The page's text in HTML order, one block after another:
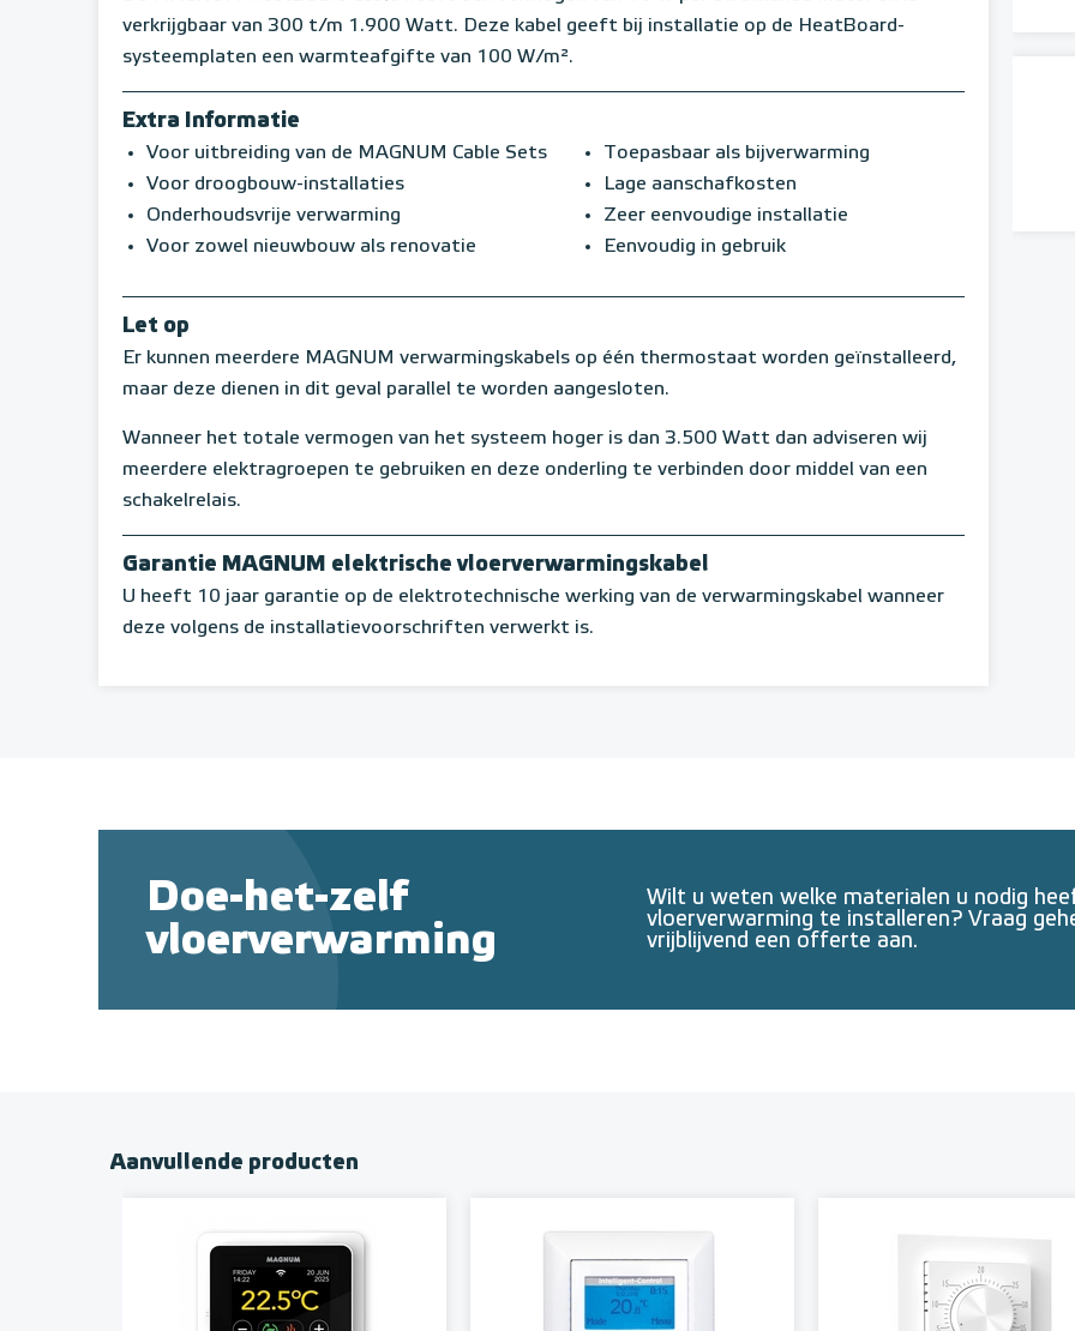
verkrijgbaar van 300 t/m 1.900 Watt. Deze kabel geeft bij installatie op de HeatBoard-
systeemplaten een warmteafgifte van 100 W/m².
Extra Informatie
Voor uitbreiding van de MAGNUM Cable Sets
Voor droogbouw-installaties
Onderhoudsvrije verwarming
Voor zowel nieuwbouw als renovatie
Toepasbaar als bijverwarming
Lage aanschafkosten
Zeer eenvoudige installatie
Eenvoudig in gebruik
Let op
Er kunnen meerdere MAGNUM verwarmingskabels op één thermostaat worden geïnstalleerd,
maar deze dienen in dit geval parallel te worden aangesloten.
Wanneer het totale vermogen van het systeem hoger is dan 3.500 Watt dan adviseren wij
meerdere elektragroepen te gebruiken en deze onderling te verbinden door middel van een
schakelrelais.
Garantie MAGNUM elektrische vloerverwarmingskabel
U heeft 10 jaar garantie op de elektrotechnische werking van de verwarmingskabel wanneer
deze volgens de installatievoorschriften verwerkt is.
Doe-het-zelf
vloerverwarming
Wilt u weten welke materialen u nodig
vloerverwarming te installeren? Vraag
vrijblijvend een offerte aan.
Aanvullende producten